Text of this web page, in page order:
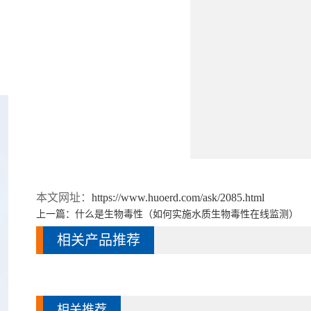
本文网址： https://www.huoerd.com/ask/2085.html
上一篇： 什么是生物毒性（如何实施水质生物毒性在线监测）
相关产品推荐